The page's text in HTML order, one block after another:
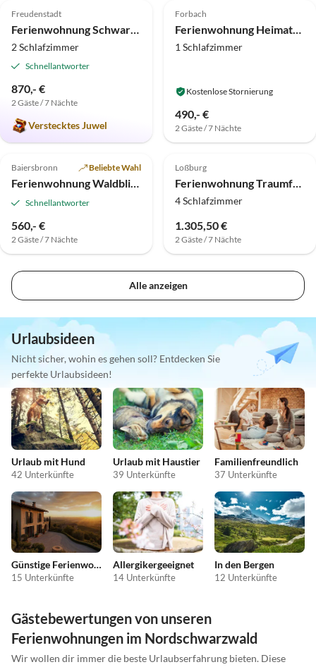
Freudenstadt
Ferienwohnung Schwarzwald light
2 Schlafzimmer
Schnellantworter
870,- €
2 Gäste / 7 Nächte
Verstecktes Juwel
Forbach
Ferienwohnung Heimathaus "Little Earth"
1 Schlafzimmer
Kostenlose Stornierung
490,- €
2 Gäste / 7 Nächte
Top-Inserat
5.0 (2)
Baiersbronn Beliebte Wahl
Ferienwohnung Waldblick Baiersbronn
Schnellantworter
560,- €
2 Gäste / 7 Nächte
Loßburg
Ferienwohnung Traumferienwohnung Stefan *Sauna *Familie und Kinder *Ausblick
4 Schlafzimmer
1.305,50 €
2 Gäste / 7 Nächte
Alle anzeigen
Urlaubsideen
Nicht sicher, wohin es gehen soll? Entdecken Sie
perfekte Urlaubsideen!
Urlaub mit Hund
42 Unterkünfte
Urlaub mit Haustier
39 Unterkünfte
Familienfreundlich
37 Unterkünfte
Günstige Ferienwohnungen
15 Unterkünfte
Allergikergeeignet
14 Unterkünfte
In den Bergen
12 Unterkünfte
Gästebewertungen von unseren
Ferienwohnungen im Nordschwarzwald
Wir wollen dir immer die beste Urlaubserfahrung bieten. Diese